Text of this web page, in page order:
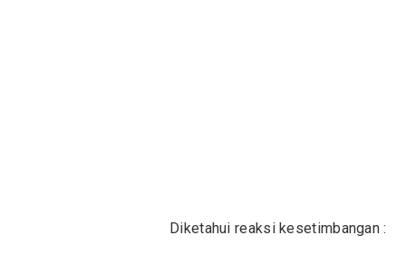
Diketahui reaksi kesetimbangan :